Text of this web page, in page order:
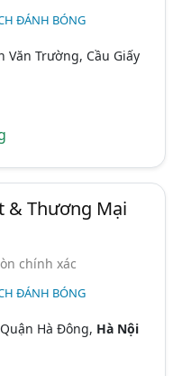
ĐÁNH BÓNG
Văn Trường, Cầu Giấy
& Thương Mại
chính xác
ĐÁNH BÓNG
Hà Đông, Hà Nội